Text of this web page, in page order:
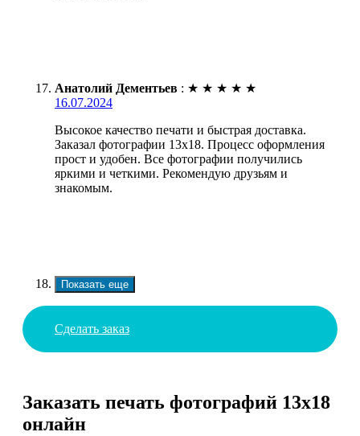
Анатолий Дементьев : ★ ★ ★ ★ ★
16.07.2024
Высокое качество печати и быстрая доставка.
Заказал фотографии 13х18. Процесс оформления
прост и удобен. Все фотографии получились
яркими и четкими. Рекомендую друзьям и
знакомым.
Показать еще
Сделать заказ
Заказать печать фотографий 13х18
онлайн